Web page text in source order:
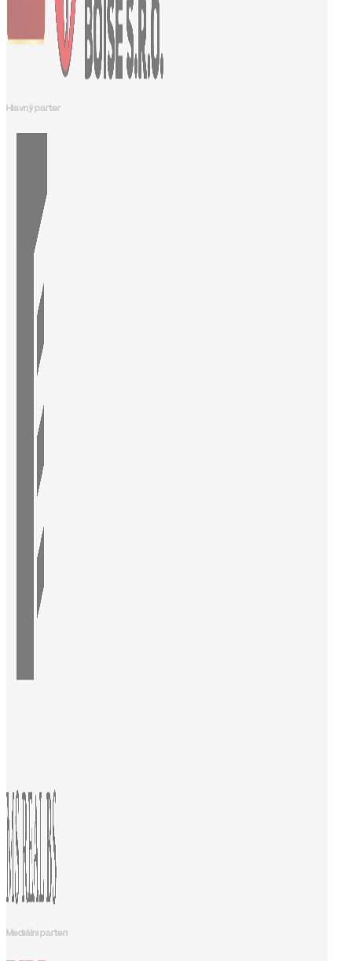
Hlavný parter
Mediálni parteri